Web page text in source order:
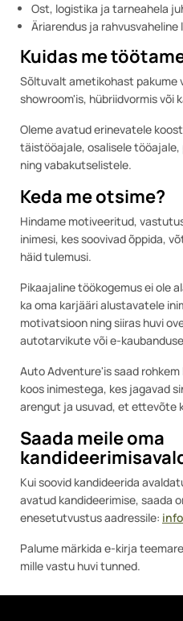
Ost, logistika ja tarneahela
Äriarendus ja rahvusvaheline
Kuidas me
Sõltuvalt ametikohast pakume
showroom'is, hübriidvormis või
Oleme avatud erinevatele
täistööajale, osalisele
ning vabakutselistele.
Keda me otsime?
Hindame motiveeritud,
inimesi, kes soovivad õppida,
häid tulemusi.
Pikaajaline töökogemus ei ole
ka oma karjääri alustavatele
motivatsioon ning siiras huvi
autotarvikute või e-
Auto Adventure'is saad
koos inimestega, kes jagavad
arengut ja usuvad, et ettevõte
Saada meile oma
Kui soovid kandideerida
avatud kandideerimise, saada
enesetutvustus aadressile:
Palume märkida e-kirja
mille vastu huvi tunned.